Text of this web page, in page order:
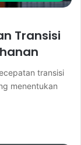
Transisi
transisi
menentukan